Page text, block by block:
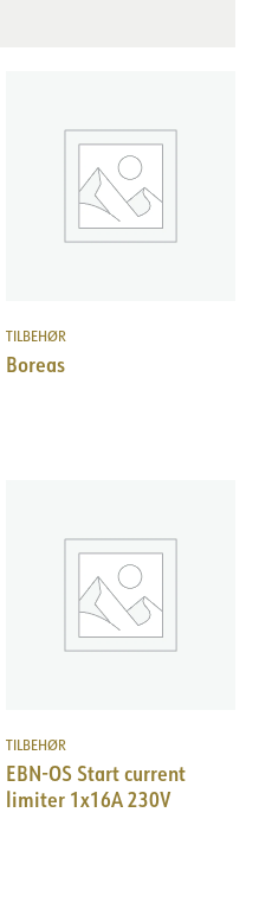
TILBEHØR
Boreas
TILBEHØR
EBN-OS Start current
limiter 1x16A 230V